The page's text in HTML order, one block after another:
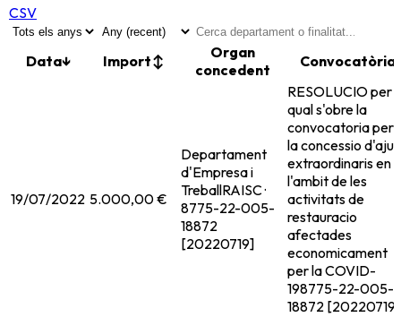
CSV
Data↓ Import↕
Organ
concedent
Convocatòria
19/07/2022 5.000,00 €
Departament
d'Empresa i
TreballRAISC ·
8775-22-005-
18872
[20220719]
RESOLUCIO per
qual s'obre la
convocatoria per
la concessio
extraordinaris en
l'ambit de les
activitats de
restauracio
afectades
economicament
per la COVID-
198775-22-005-
18872 [20220719]